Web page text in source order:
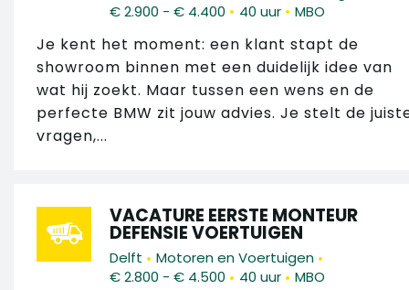
€ 2.900 - € 4.400 • 40 uur • MBO
Je kent het moment: een klant stapt de
showroom binnen met een duidelijk idee van
wat hij zoekt. Maar tussen een wens en de
perfecte BMW zit jouw advies. Je stelt de
vragen,...
VACATURE EERSTE MONTEUR
DEFENSIE VOERTUIGEN
Delft • Motoren en Voertuigen •
€ 2.800 - € 4.500 • 40 uur • MBO